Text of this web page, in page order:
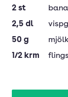
2 st
2,5 dl
50 g
1/2 krm